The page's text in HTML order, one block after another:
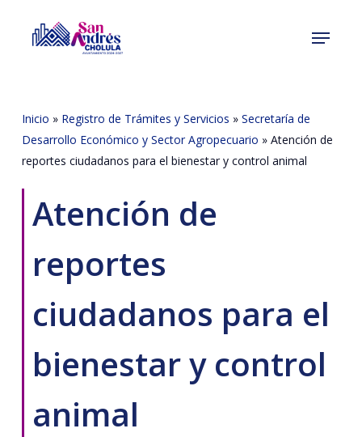
Menu
Inicio » Registro de Trámites y Servicios » Secretaría de
Desarrollo Económico y Sector Agropecuario » Atención de
reportes ciudadanos para el bienestar y control animal
Atención de
reportes
ciudadanos para el
bienestar y control
animal